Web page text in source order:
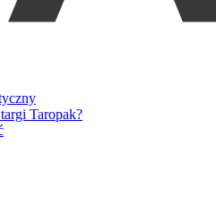
Taropak?